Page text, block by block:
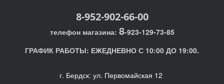
8-952-902-66-00
телефон магазина: 8-923-129-73-85
ГРАФИК РАБОТЫ: ЕЖЕДНЕВНО С 10:00 ДО 19:00.
г. Бердск: ул. Первомайская 12